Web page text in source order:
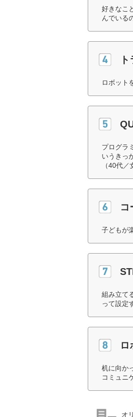
好きなこ
んでいる
ロボット
プログラ
いうきっ
（40代／
コ
子どもが
組み立て
って設定
ロ
机に向か
コミュニ
オ